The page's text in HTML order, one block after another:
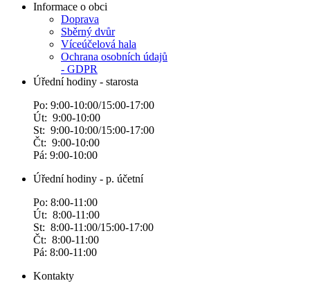
Informace o obci
Doprava
Sběrný dvůr
Víceúčelová hala
Ochrana osobních údajů
- GDPR
Úřední hodiny - starosta
Po: 9:00-10:00/15:00-17:00
Út: 9:00-10:00
St: 9:00-10:00/15:00-17:00
Čt: 9:00-10:00
Pá: 9:00-10:00
Úřední hodiny - p. účetní
Po: 8:00-11:00
Út: 8:00-11:00
St: 8:00-11:00/15:00-17:00
Čt: 8:00-11:00
Pá: 8:00-11:00
Kontakty